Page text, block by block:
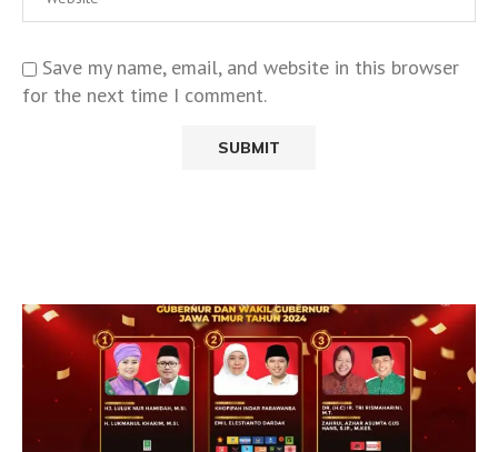
Save my name, email, and website in this browser
for the next time I comment.